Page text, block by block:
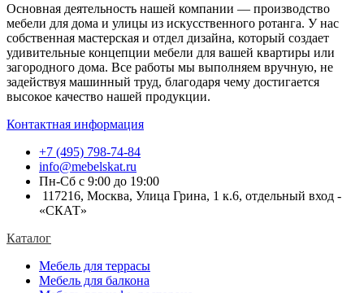
Основная деятельность нашей компании — производство
мебели для дома и улицы из искусственного ротанга. У нас
собственная мастерская и отдел дизайна, который создает
удивительные концепции мебели для вашей квартиры или
загородного дома. Все работы мы выполняем вручную, не
задействуя машинный труд, благодаря чему достигается
высокое качество нашей продукции.
Контактная информация
+7 (495) 798-74-84
info@mebelskat.ru
Пн-Сб с 9:00 до 19:00
117216, Москва, Улица Грина, 1 к.6, отдельный вход -
«СКАТ»
Каталог
Мебель для террасы
Мебель для балкона